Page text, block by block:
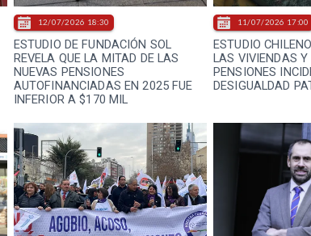
ESTUDIO DE FUNDACIÓN SOL
REVELA QUE LA MITAD DE LAS
NUEVAS PENSIONES
AUTOFINANCIADAS EN 2025 FUE
INFERIOR A $170 MIL
12/07/2026 18:30
ESTUDIO
LAS VIVIENDAS
PENSIONES
DESIGUALDAD
11/07/2026 17:00